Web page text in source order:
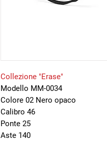
Collezione "Erase"
Modello MM-0034
Colore 02 Nero opaco
Calibro 46
Ponte 25
Aste 140